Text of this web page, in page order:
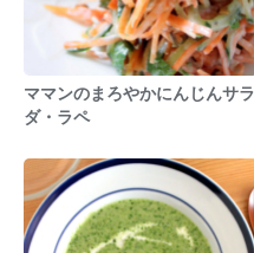
ママンのまろやかにんじんサラ
ダ・ラペ